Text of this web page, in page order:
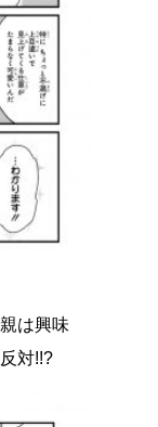
は興味
対!!?